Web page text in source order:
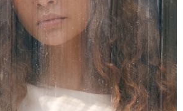
코조우스튜디오 상암